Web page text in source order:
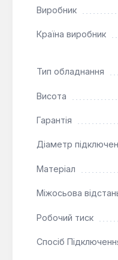
Нижнє
існуючу систему
Сушка для рушників
призначена для
системах
котлах або як
Виробник
Країна виробник
Тип обладнання
Висота
Гарантія
Діаметр
Матеріал
Міжосьова
Робочий тиск
Спосіб